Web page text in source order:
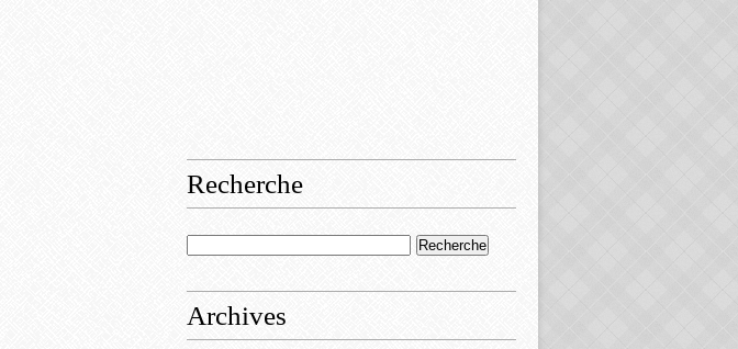
Recherche
Archives